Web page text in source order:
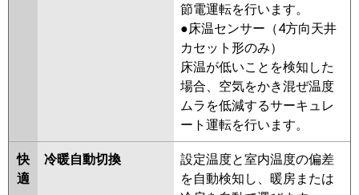
RCB-GP80RGHJ2
FDRZ805HK5SA-ca
FDRZ805HK5SA-sil
FDRZ805HK5S-ca FDRZ805HK5S-
FDRZ805HK5S-canvas
FDRZ805HK5S-silent
パナソニック PA-P80F7SGB PA-P80F7SG PA-
P80F7SGN PA-P80F6SGB PA-
節電運転を行います。
●床温センサー（4方向天井
カセット形のみ）
床温が低いことを検知した
場合、空気をかき混ぜ温度
ムラを低減するサーキュレ
ート運転を行います。
快
適
冷暖自動切換
設定温度と室内温度の偏差
を自動検知し、暖房または